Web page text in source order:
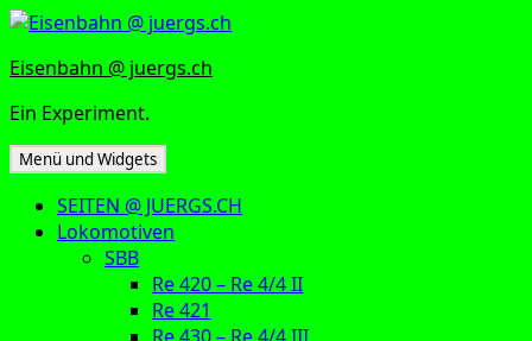
Zum
springen
Eisenbahn @ juergs.ch
Ein Experiment.
Menü und Widgets
SEITEN @ JUERGS.CH
Lokomotiven
SBB
Re 420 – Re 4/4 II
Re 421